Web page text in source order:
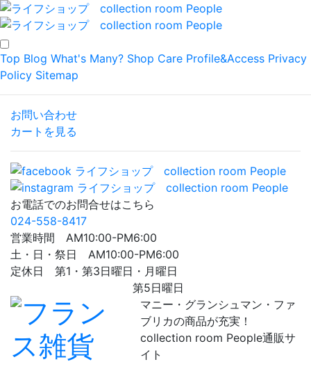
Top Blog What's Many? Shop Care Profile&Access Privacy
Policy Sitemap
お問い合わせ
カートを見る
お電話でのお問合せはこちら
024-558-8417
営業時間 AM10:00-PM6:00
土・日・祭日 AM10:00-PM6:00
定休日 第1・第3日曜日・月曜日
第5日曜日
マニー・グランシュマン・ファ
ブリカの商品が充実！
collection room People通販サ
イト